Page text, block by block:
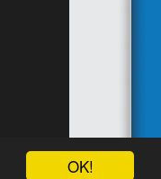
OK!
Join the team!